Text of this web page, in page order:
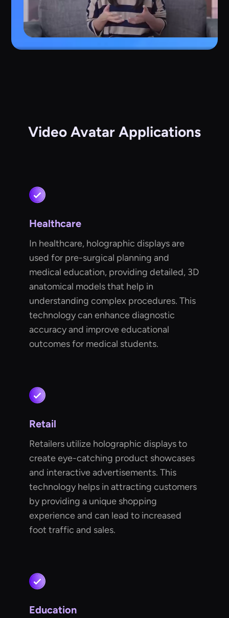
Video Avatar Applications
Healthcare
In healthcare, holographic displays are
used for pre-surgical planning and
medical education, providing detailed, 3D
anatomical models that help in
understanding complex procedures. This
technology can enhance diagnostic
accuracy and improve educational
outcomes for medical students.
Retail
Retailers utilize holographic displays to
create eye-catching product showcases
and interactive advertisements. This
technology helps in attracting customers
by providing a unique shopping
experience and can lead to increased
foot traffic and sales.
Education